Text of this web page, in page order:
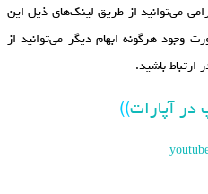
می‌توانید از طریق لینک‌های ذیل این
وجود هرگونه ابهام دیگر می‌توانید از
ارتباط باشید.
در آپارات))